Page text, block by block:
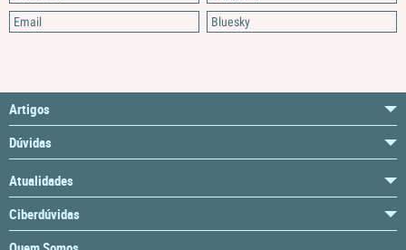
Email
Bluesky
Artigos
Dúvidas
Atualidades
Ciberdúvidas